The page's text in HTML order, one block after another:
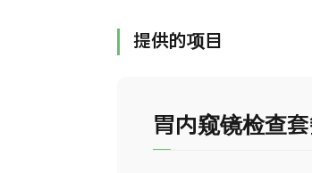
提供的项目
胃内窥镜检查